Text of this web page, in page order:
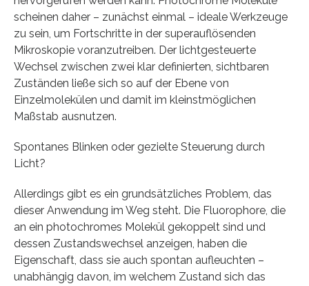
scheinen daher – zunächst einmal – ideale Werkzeuge
zu sein, um Fortschritte in der superauflösenden
Mikroskopie voranzutreiben. Der lichtgesteuerte
Wechsel zwischen zwei klar definierten, sichtbaren
Zuständen ließe sich so auf der Ebene von
Einzelmolekülen und damit im kleinstmöglichen
Maßstab ausnutzen.
Spontanes Blinken oder gezielte Steuerung durch
Licht?
Allerdings gibt es ein grundsätzliches Problem, das
dieser Anwendung im Weg steht. Die Fluorophore, die
an ein photochromes Molekül gekoppelt sind und
dessen Zustandswechsel anzeigen, haben die
Eigenschaft, dass sie auch spontan aufleuchten –
unabhängig davon, im welchem Zustand sich das